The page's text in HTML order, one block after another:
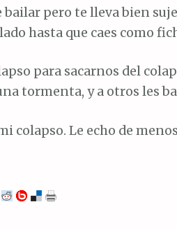
bailar pero te lleva bien
hasta que caes como
para sacarnos del
tormenta, y a otros les
colapso. Le echo de